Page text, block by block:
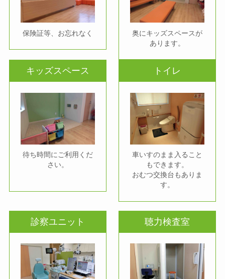
保険証等、お忘れなく
奥にキッズスペースが
あります。
キッズスペース
待ち時間にご利用くだ
さい。
トイレ
車いすのまま入ること
もできます。
おむつ交換台もありま
す。
診察ユニット 聴力検査室